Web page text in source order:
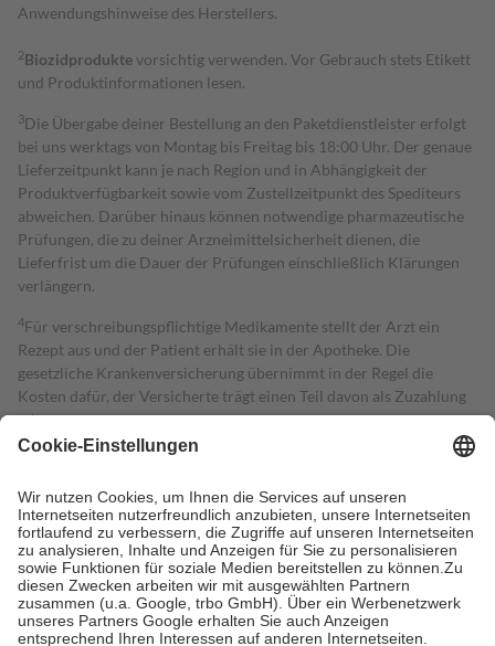
Anwendungshinweise des Herstellers.
2Biozidproduktevorsichtig verwenden. Vor Gebrauch stets Etikett
und Produktinformationen lesen.
3Die Übergabe deiner Bestellung an den Paketdienstleister erfolgt
bei uns werktags von Montag bis Freitag bis 18:00 Uhr. Der genaue
Lieferzeitpunkt kann je nach Region und in Abhängigkeit der
Produktverfügbarkeit sowie vom Zustellzeitpunkt des Spediteurs
abweichen. Darüber hinaus können notwendige pharmazeutische
Prüfungen, die zu deiner Arzneimittelsicherheit dienen, die
Lieferfrist um die Dauer der Prüfungen einschließlich Klärungen
verlängern.
4Für verschreibungspflichtige Medikamente stellt der Arzt ein
Rezept aus und der Patient erhält sie in der Apotheke. Die
gesetzliche Krankenversicherung übernimmt in der Regel die
Kosten dafür, der Versicherte trägt einen Teil davon als Zuzahlung
mit.
Grundsätzlich leisten Mitglieder Zuzahlungen in Höhe von zehn
höchstens zehn Euro.
Es sind jedoch nie mehr als die tatsächlichen
Kosten der Leistung zu entrichten.
Diese Regeln gelten grundsätzlich auch für Online-Apotheken.
Bei Heilmitteln und häuslicher Krankenpflege beträgt die
Zuzahlung zehn Prozent der Kosten sowie zehn Euro je
Verordnung.
Um das Engagement der Versicherten für ihre eigene Gesundheit zu